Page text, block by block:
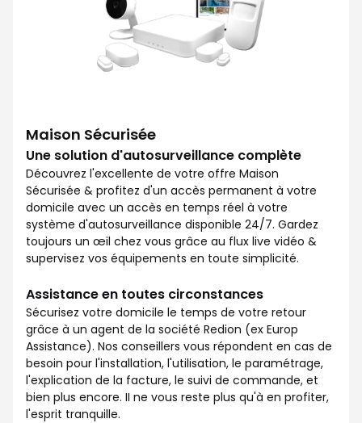
Maison Sécurisée
Une solution d'autosurveillance complète
Découvrez l'excellente de votre offre Maison
Sécurisée & profitez d'un accès permanent à votre
domicile avec un accès en temps réel à votre
système d'autosurveillance disponible 24/7. Gardez
toujours un œil chez vous grâce au flux live vidéo &
supervisez vos équipements en toute simplicité.
Assistance en toutes circonstances
Sécurisez votre domicile le temps de votre retour
grâce à un agent de la société Redion (ex Europ
Assistance). Nos conseillers vous répondent en cas de
besoin pour l'installation, l'utilisation, le paramétrage,
l'explication de la facture, le suivi de commande, et
bien plus encore. II ne vous reste plus qu'à en profiter,
l'esprit tranquille.